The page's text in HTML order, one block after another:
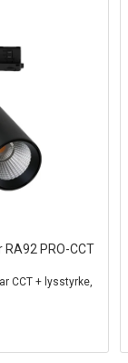
PRO-CCT
CCT + lysstyrke,